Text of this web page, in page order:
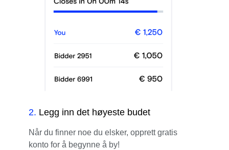
2. Legg inn det høyeste budet
Når du finner noe du elsker, opprett gratis
konto for å begynne å by!